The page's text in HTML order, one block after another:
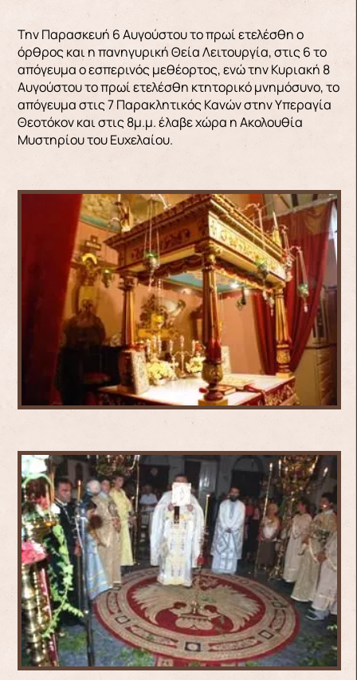
Την Παρασκευή 6 Αυγούστου το πρωί ετελέσθη ο
όρθρος και η πανηγυρική Θεία Λειτουργία, στις 6 το
απόγευμα ο εσπερινός μεθέορτος, ενώ την Κυριακή 8
Αυγούστου το πρωί ετελέσθη κτητορικό μνημόσυνο, το
απόγευμα στις 7 Παρακλητικός Κανών στην Υπεραγία
Θεοτόκον και στις 8μ.μ. έλαβε χώρα η Ακολουθία
Μυστηρίου του Ευχελαίου.